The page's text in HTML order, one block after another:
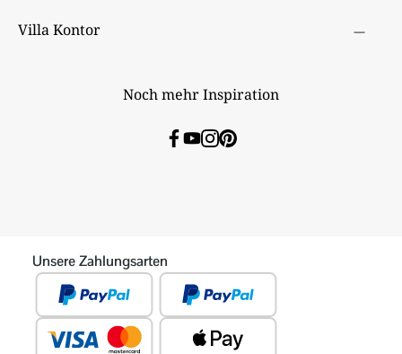
Villa Kontor
Noch mehr Inspiration
Unsere Zahlungsarten